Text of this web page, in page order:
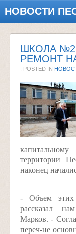
НОВОСТИ
ШКОЛА
РЕМОНТ
. POSTED IN
территории
наконец
- Объем этих
рассказал
Марков. -
переч-не